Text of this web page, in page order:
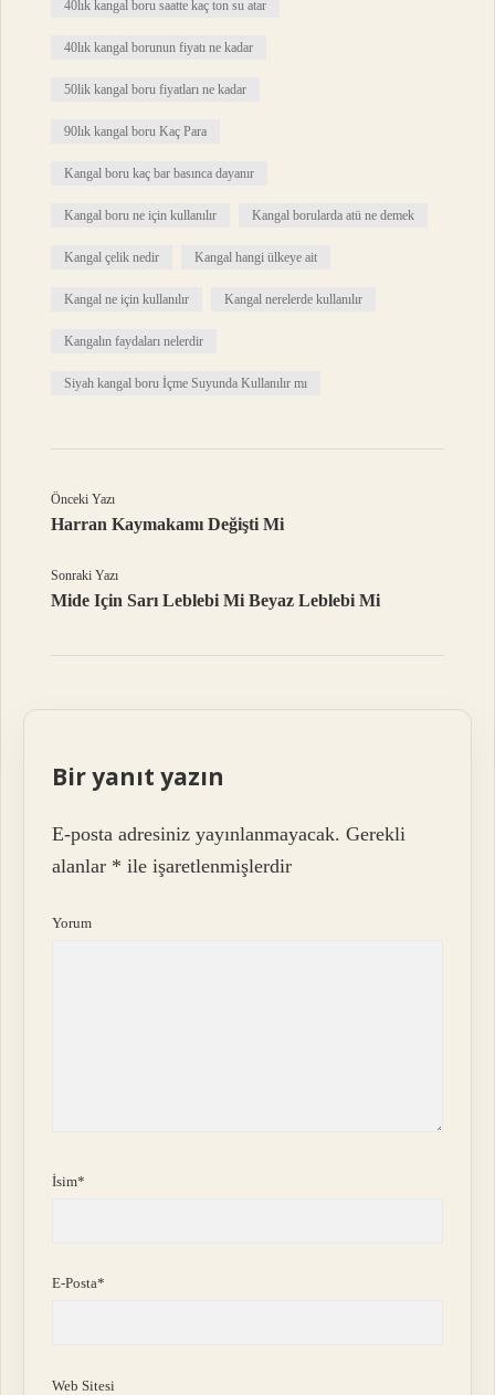
40lık kangal boru saatte kaç ton su atar
40lık kangal borunun fiyatı ne kadar
50lik kangal boru fiyatları ne kadar
90lık kangal boru Kaç Para
Kangal boru kaç bar basınca dayanır
Kangal boru ne için kullanılır Kangal borularda atü ne demek
Kangal çelik nedir Kangal hangi ülkeye ait
Kangal ne için kullanılır Kangal nerelerde kullanılır
Kangalın faydaları nelerdir
Siyah kangal boru İçme Suyunda Kullanılır mı
Önceki Yazı
Harran Kaymakamı Değişti Mi
Sonraki Yazı
Mide Için Sarı Leblebi Mi Beyaz Leblebi Mi
Bir yanıt yazın
E-posta adresiniz yayınlanmayacak. Gerekli
alanlar * ile işaretlenmişlerdir
Yorum
İsim*
E-Posta*
Web Sitesi